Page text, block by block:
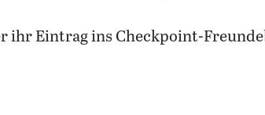
ihr Eintrag ins Checkpoint-